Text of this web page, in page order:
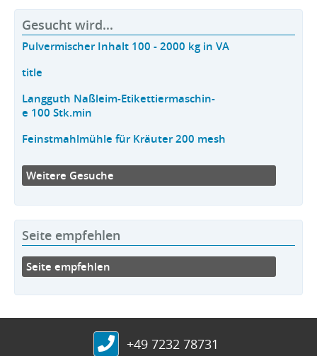
Gesucht wird...
Pulvermischer Inhalt 100 - 2000 kg in VA
title
Langguth Naßleim-Etikettiermaschin-
e 100 Stk.min
Feinstmahlmühle für Kräuter 200 mesh
Weitere Gesuche
Seite empfehlen
Seite empfehlen
+49 7232 78731